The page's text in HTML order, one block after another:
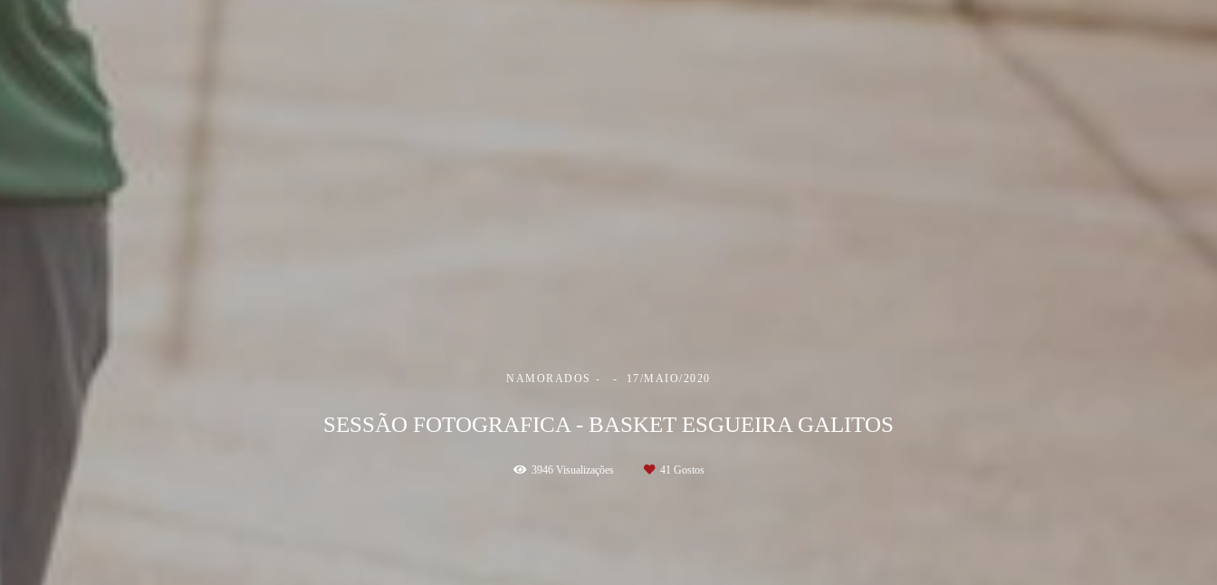
NAMORADOS 17/MAIO/2020
SESSÃO FOTOGRAFICA - BASKET ESGUEIRA GALITOS
3946Visualizações 41 Gostos